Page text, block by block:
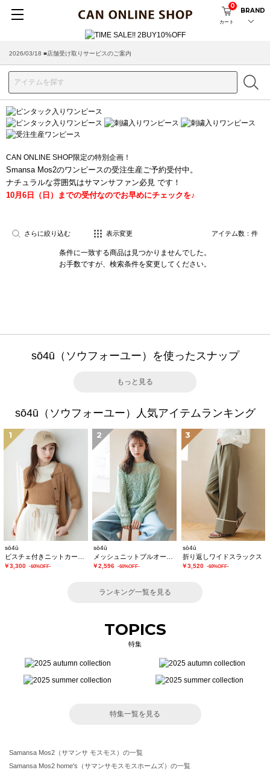
カート
0
BRAND
2026/03/18 ■店舗受け取りサービスのご案内
CAN ONLINE SHOP限定の特別企画！
Smansa Mos2のワンピースの受注生産ご予約受付中。
ナチュラルな雰囲気はサマンサファン必見 です！
10月6日（日）までの受付なのでお早めにチェックを♪
さらに絞り込む 表示変更 アイテム数： 件
条件に一致する商品は見つかりませんでした。
お手数ですが、検索条件を変更してください。
sō4ū（ソウフォーユー）を使ったスナップ
もっと見る
sō4ū（ソウフォーユー）人気アイテムランキング
1
sō4ū
￥3,300 -60%OFF-
2
sō4ū
￥2,596 -60%OFF-
3
sō4ū
折り返しワイドスラックス
￥3,520 -60%OFF-
ランキング一覧を見る
TOPICS
特集
特集一覧を見る
Samansa Mos2（サマンサ モスモス）の一覧
Samansa Mos2 home's（サマンサモスモスホームズ）の一覧